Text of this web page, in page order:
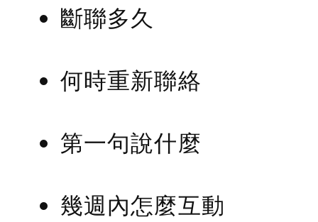
斷聯多久
何時重新聯絡
第一句說什麼
幾週內怎麼互動